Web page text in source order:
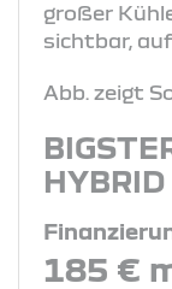
Abb. zeigt
185 €